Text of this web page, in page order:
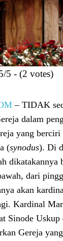
5 - (2 votes)
– TIDAK
dalam
yang
(synodus). Di
dikatakannya
dari
akan
Kardinal
Sinode
Gereja